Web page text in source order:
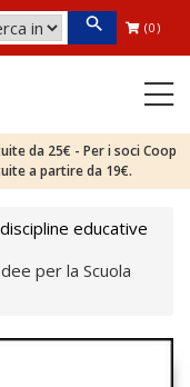
(0)
da 25€ - Per i soci Coop
a partire da 19€.
educative
per la Scuola